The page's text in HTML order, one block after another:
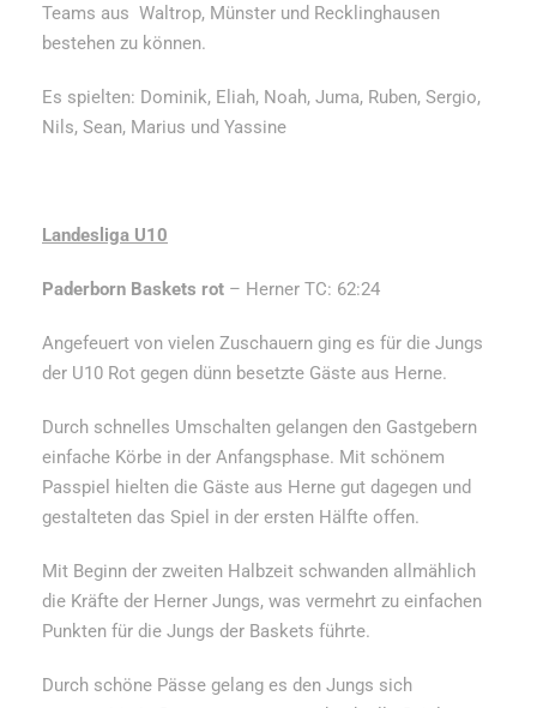
Teams aus Waltrop, Münster und Recklinghausen
bestehen zu können.
Es spielten: Dominik, Eliah, Noah, Juma, Ruben, Sergio,
Nils, Sean, Marius und Yassine
Landesliga U10
Paderborn Baskets rot – Herner TC: 62:24
Angefeuert von vielen Zuschauern ging es für die Jungs
der U10 Rot gegen dünn besetzte Gäste aus Herne.
Durch schnelles Umschalten gelangen den Gastgebern
einfache Körbe in der Anfangsphase. Mit schönem
Passpiel hielten die Gäste aus Herne gut dagegen und
gestalteten das Spiel in der ersten Hälfte offen.
Mit Beginn der zweiten Halbzeit schwanden allmählich
die Kräfte der Herner Jungs, was vermehrt zu einfachen
Punkten für die Jungs der Baskets führte.
Durch schöne Pässe gelang es den Jungs sich